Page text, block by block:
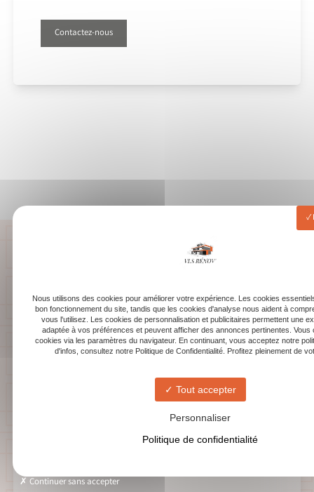
Contactez-nous
Expertise en travaux
de second œuvre à
Nous utilisons des cookies pour améliorer votre expérience. Les cookies
bon fonctionnement du site, tandis que les cookies d'analyse nous aident à
vous l'utilisez. Les cookies de personnalisation et publicitaires permettent une
adaptée à vos préférences et peuvent afficher des annonces pertinentes. Vous
cookies via les paramètres du navigateur. En continuant, vous acceptez notre
d'infos, consultez notre Politique de Confidentialité. Profitez pleinement de
Tout accepter
Personnaliser
Politique de confidentialité
Continuer sans accepter